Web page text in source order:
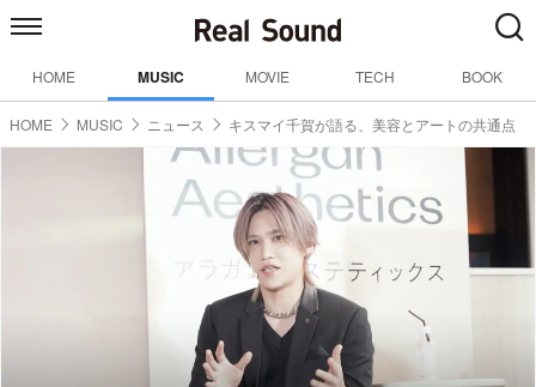
HOME MUSIC MOVIE TECH BOOK
HOME MUSIC ニュース キスマイ千賀が語る、美容とアートの共通点